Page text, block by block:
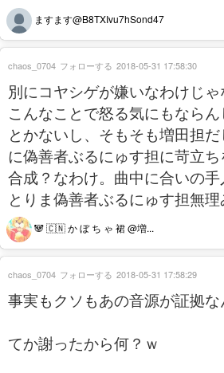
ますます@B8TXIvu7hSond47
別にコヤシゲが嫌いなわけじ
こんなことで怒る気にもなら
とかないし、そもそも増田担
に偽善者ぶるにゅす担に苛立
合成？なわけ。曲中に合いの手
とりま偽善者ぶるにゅす担無理
🐼 🇨🇳 か ぼ ち ゃ 裙 @増...
chaos_0704 フォローする 2018-05-31 17:58:30
事実もクソもあの音源が証拠
てか謝ったから何？ｗ
chaos_0704 フォローする 2018-05-31 17:58:29